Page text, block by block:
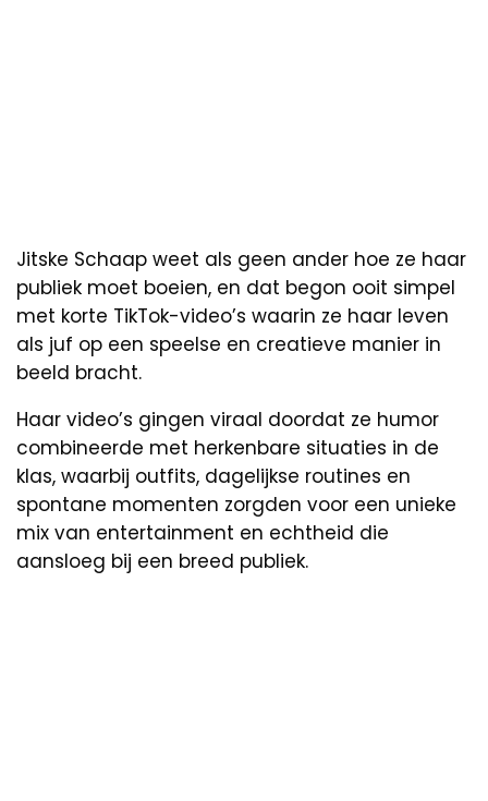
Jitske Schaap weet als geen ander hoe ze haar
publiek moet boeien, en dat begon ooit simpel
met korte TikTok-video’s waarin ze haar leven
als juf op een speelse en creatieve manier in
beeld bracht.
Haar video’s gingen viraal doordat ze humor
combineerde met herkenbare situaties in de
klas, waarbij outfits, dagelijkse routines en
spontane momenten zorgden voor een unieke
mix van entertainment en echtheid die
aansloeg bij een breed publiek.